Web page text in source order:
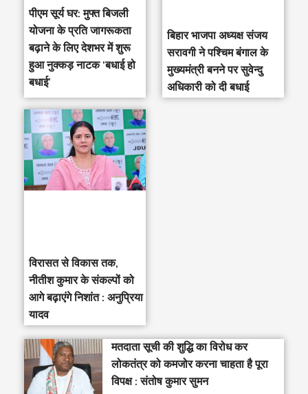
पीएम सूर्य घर: मुफ्त बिजली
योजना के प्रति जागरूकता
बढ़ाने के लिए देशभर में शुरू
हुआ नुक्कड़ नाटक ‘बधाई हो
बधाई’
‎बिहार भाजपा अध्यक्ष संजय
सरावगी ने पश्चिम बंगाल के
मुख्यमंत्री बनने पर सुवेन्दु
अधिकारी को दी बधाई
विरासत से विकास तक,
नीतीश कुमार के संकल्पों को
आगे बढ़ाएंगे निशांत : अनुप्रिया
यादव
मतदाता सूची की शुद्धि का विरोध कर
लोकतंत्र को कमजोर करना चाहता है पूरा
विपक्ष : संतोष कुमार सुमन